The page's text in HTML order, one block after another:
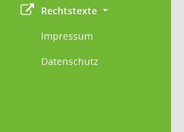
Rechtstexte
Impressum
Datenschutz